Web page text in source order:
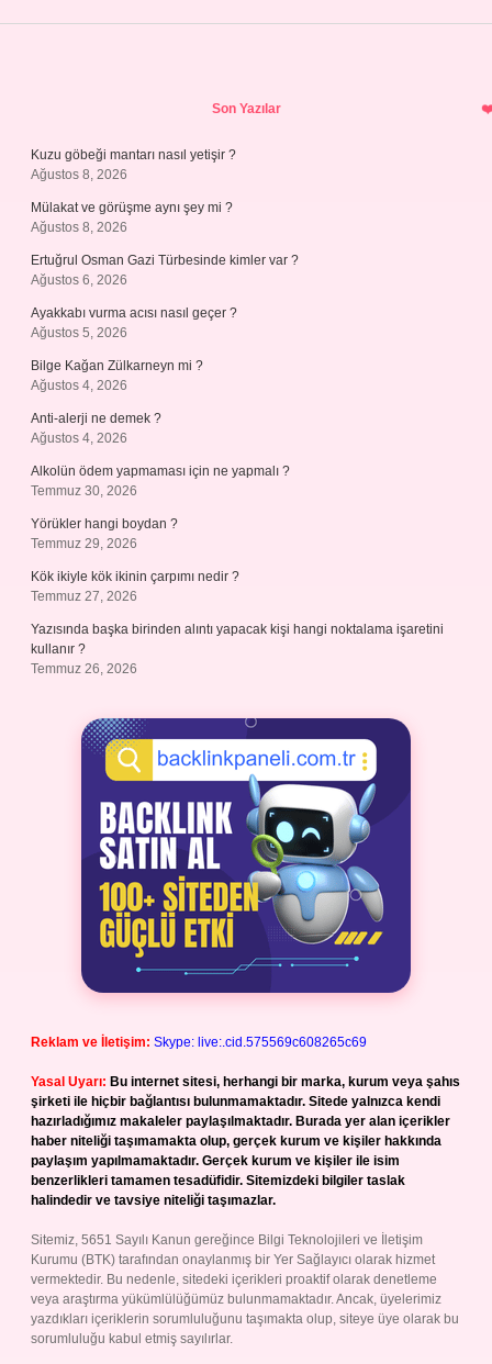
Son Yazılar
Kuzu göbeği mantarı nasıl yetişir ?
Ağustos 8, 2026
Mülakat ve görüşme aynı şey mi ?
Ağustos 8, 2026
Ertuğrul Osman Gazi Türbesinde kimler var ?
Ağustos 6, 2026
Ayakkabı vurma acısı nasıl geçer ?
Ağustos 5, 2026
Bilge Kağan Zülkarneyn mi ?
Ağustos 4, 2026
Anti-alerji ne demek ?
Ağustos 4, 2026
Alkolün ödem yapmaması için ne yapmalı ?
Temmuz 30, 2026
Yörükler hangi boydan ?
Temmuz 29, 2026
Kök ikiyle kök ikinin çarpımı nedir ?
Temmuz 27, 2026
Yazısında başka birinden alıntı yapacak kişi hangi noktalama işaretini
kullanır ?
Temmuz 26, 2026
Reklam ve İletişim: Skype: live:.cid.575569c608265c69
Yasal Uyarı: Bu internet sitesi, herhangi bir marka, kurum veya şahıs
şirketi ile hiçbir bağlantısı bulunmamaktadır. Sitede yalnızca kendi
hazırladığımız makaleler paylaşılmaktadır. Burada yer alan içerikler
haber niteliği taşımamakta olup, gerçek kurum ve kişiler hakkında
paylaşım yapılmamaktadır. Gerçek kurum ve kişiler ile isim
benzerlikleri tamamen tesadüfidir. Sitemizdeki bilgiler taslak
halindedir ve tavsiye niteliği taşımazlar.
Sitemiz, 5651 Sayılı Kanun gereğince Bilgi Teknolojileri ve İletişim
Kurumu (BTK) tarafından onaylanmış bir Yer Sağlayıcı olarak hizmet
vermektedir. Bu nedenle, sitedeki içerikleri proaktif olarak denetleme
veya araştırma yükümlülüğümüz bulunmamaktadır. Ancak, üyelerimiz
yazdıkları içeriklerin sorumluluğunu taşımakta olup, siteye üye olarak bu
sorumluluğu kabul etmiş sayılırlar.